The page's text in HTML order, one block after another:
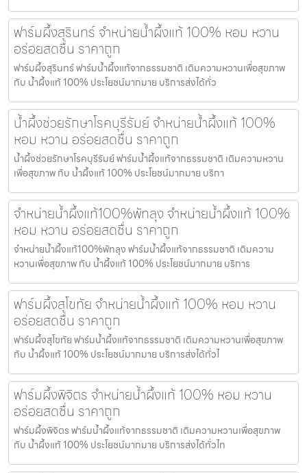
ฟาร์มผึ้งสุรินทร์ จำหน่ายน้ำผึ้งแท้ 100% หอม หวาน
อร่อยสดชื่น ราคาถูก
ฟาร์มผึ้งสุรินทร์ ฟาร์มน้ำผึ้งแท้จากธรรมชาติ เติมความหวานเพื่อสุขภาพ
กับ น้ำผึ้งแท้ 100% ประโยชน์มากมาย บริการส่งได้ทั่ว
น้ำผึ้งช่วยรักษาโรคบุรีรัมย์ จำหน่ายน้ำผึ้งแท้ 100%
หอม หวาน อร่อยสดชื่น ราคาถูก
น้ำผึ้งช่วยรักษาโรคบุรีรัมย์ ฟาร์มน้ำผึ้งแท้จากธรรมชาติ เติมความหวาน
เพื่อสุขภาพ กับ น้ำผึ้งแท้ 100% ประโยชน์มากมาย บริกา
จำหน่ายน้ำผึ้งแท้100%พัทลุง จำหน่ายน้ำผึ้งแท้ 100%
หอม หวาน อร่อยสดชื่น ราคาถูก
จำหน่ายน้ำผึ้งแท้100%พัทลุง ฟาร์มน้ำผึ้งแท้จากธรรมชาติ เติมความ
หวานเพื่อสุขภาพ กับ น้ำผึ้งแท้ 100% ประโยชน์มากมาย บริการ
ฟาร์มผึ้งสุโขทัย จำหน่ายน้ำผึ้งแท้ 100% หอม หวาน
อร่อยสดชื่น ราคาถูก
ฟาร์มผึ้งสุโขทัย ฟาร์มน้ำผึ้งแท้จากธรรมชาติ เติมความหวานเพื่อสุขภาพ
กับ น้ำผึ้งแท้ 100% ประโยชน์มากมาย บริการส่งได้ทั่วไ
ฟาร์มผึ้งพิจิตร จำหน่ายน้ำผึ้งแท้ 100% หอม หวาน
อร่อยสดชื่น ราคาถูก
ฟาร์มผึ้งพิจิตร ฟาร์มน้ำผึ้งแท้จากธรรมชาติ เติมความหวานเพื่อสุขภาพ
กับ น้ำผึ้งแท้ 100% ประโยชน์มากมาย บริการส่งได้ทั่วไท